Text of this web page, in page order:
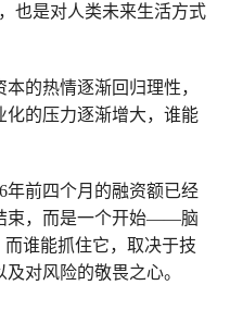
也是对人类未来生活方式
的热情逐渐回归理性，
化的压力逐渐增大，谁能
年前四个月的融资额已经
束，而是一个开始——脑
谁能抓住它，取决于技
对风险的敬畏之心。